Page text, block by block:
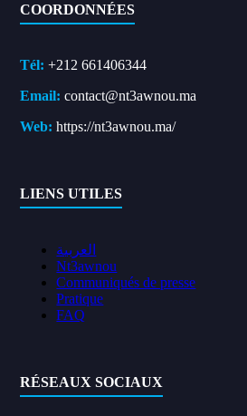
COORDONNÉES
Tél: +212 661406344
Email: contact@nt3awnou.ma
Web: https://nt3awnou.ma/
LIENS UTILES
العربية
Nt3awnou
Communiqués de presse
Pratique
FAQ
RÉSEAUX SOCIAUX